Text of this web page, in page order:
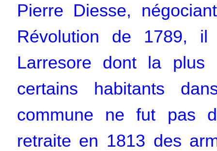
Pierre Diesse,
Révolution de 1789,
Larresore dont la plus
certains habitants
commune ne fut pas
retraite en 1813 des